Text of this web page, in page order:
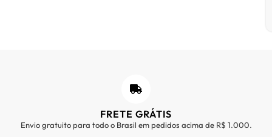
FRETE GRÁTIS
Envio gratuito para todo o Brasil em pedidos acima de R$ 1.000.